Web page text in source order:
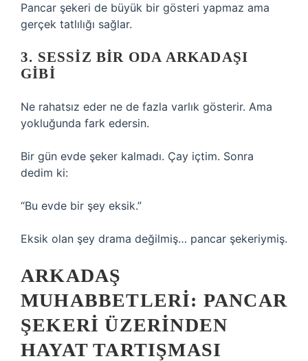
Pancar şekeri de büyük bir gösteri yapmaz ama
gerçek tatlılığı sağlar.
3. SESSIZ BIR ODA ARKADAŞI
GIBI
Ne rahatsız eder ne de fazla varlık gösterir. Ama
yokluğunda fark edersin.
Bir gün evde şeker kalmadı. Çay içtim. Sonra
dedim ki:
“Bu evde bir şey eksik.”
Eksik olan şey drama değilmiş… pancar şekeriymiş.
ARKADAŞ
MUHABBETLERI: PANCAR
ŞEKERI ÜZERINDEN
HAYAT TARTIŞMASI